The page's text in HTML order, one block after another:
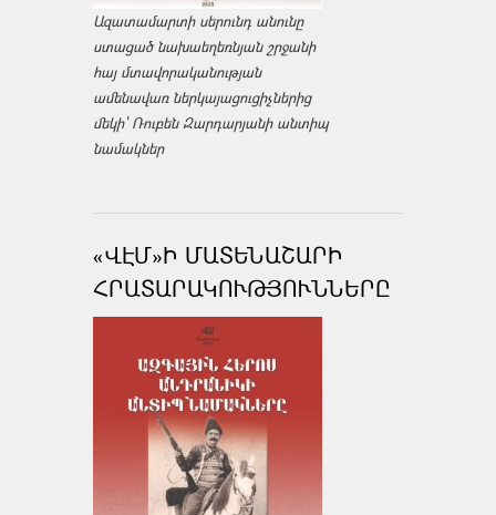
Ազատամարտի սերունդ անունը
ստացած նախաեղեռնյան շրջանի
հայ մտավորականության
ամենավառ ներկայացուցիչներից
մեկի՝ Ռուբեն Զարդարյանի անտիպ
նամակներ
«ՎԷՄ»Ի ՄԱՏԵՆԱՇԱՐԻ
ՀՐԱՏԱՐԱԿՈՒԹՅՈՒՆՆԵՐԸ